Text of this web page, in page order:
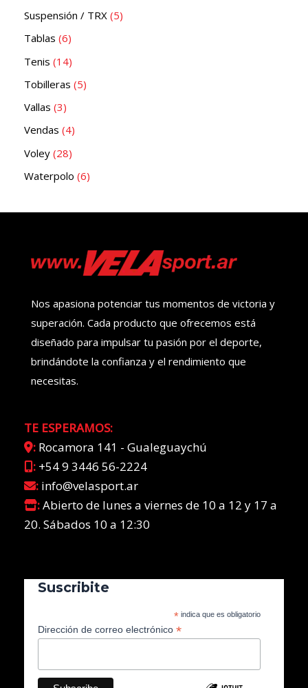
Suspensión / TRX 5
Tablas 6
Tenis 14
Tobilleras 5
Vallas 3
Vendas 4
Voley 28
Waterpolo 6
Nos apasiona potenciar tus momentos de victoria y
superación. Cada producto que ofrecemos está
diseñado para impulsar tu pasión por el deporte,
brindándote la confianza y el rendimiento que
necesitas.
TE ESPERAMOS:
: Rocamora 141 - Gualeguaychú
: +54 9 3446 56-2224
: info@velasport.ar
:Abierto de lunes a viernes de 10 a 12 y 17 a
20. Sábados 10 a 12:30
Suscribite
* indica que es obligatorio
Dirección de correo electrónico *